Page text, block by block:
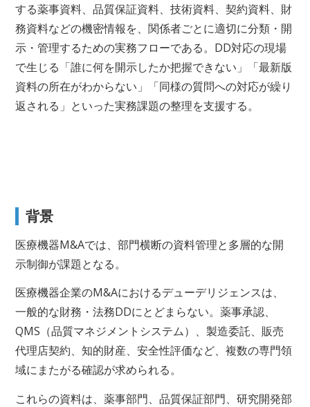
する薬事資料、品質保証資料、技術資料、契約資料、財
務資料などの機密情報を、関係者ごとに適切に分類・開
示・管理するための実務フローである。DD対応の現場
で生じる「誰に何を開示したか把握できない」「最新版
資料の所在がわからない」「同様の質問への対応が繰り
返される」といった実務課題の整理を支援する。
背景
医療機器M&Aでは、部門横断の資料管理と多層的な開
示制御が課題となる。
医療機器企業のM&Aにおけるデューデリジェンスは、
一般的な財務・法務DDにとどまらない。薬事承認、
QMS（品質マネジメントシステム）、製造委託、販売
代理店契約、知的財産、安全性評価など、複数の専門領
域にまたがる確認が求められる。
これらの資料は、薬事部門、品質保証部門、研究開発部